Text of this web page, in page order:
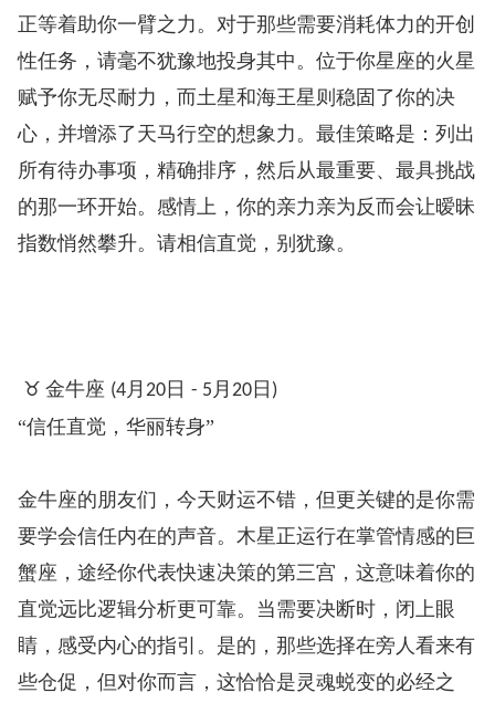
正等着助你一臂之力。对于那些需要消耗体力的开创
性任务，请毫不犹豫地投身其中。位于你星座的火星
赋予你无尽耐力，而土星和海王星则稳固了你的决
心，并增添了天马行空的想象力。最佳策略是：列出
所有待办事项，精确排序，然后从最重要、最具挑战
的那一环开始。感情上，你的亲力亲为反而会让暧昧
指数悄然攀升。请相信直觉，别犹豫。
♉ 金牛座 (4 月 20日 - 5 月 20日 )
“信任直觉，华丽转身”
金牛座的朋友们，今天财运不错，但更关键的是你需
要学会信任内在的声音。木星正运行在掌管情感的巨
蟹座，途经你代表快速决策的第三宫，这意味着你的
直觉远比逻辑分析更可靠。当需要决断时，闭上眼
睛，感受内心的指引。是的，那些选择在旁人看来有
些仓促，但对你而言，这恰恰是灵魂蜕变的必经之